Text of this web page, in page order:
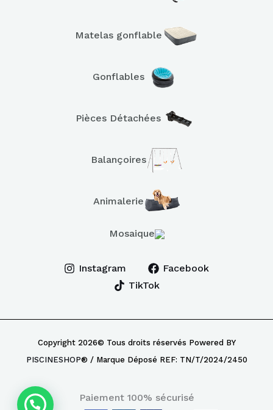
Matelas gonflable
Gonflables
Pièces Détachées
Balançoires
Animalerie
Mosaique
Instagram
Facebook
TikTok
Copyright 2026© Tous droits réservés Powered BY
PISCINESHOP® / Marque Déposé REF: TN/T/2024/2450
Paiement 100% sécurisé